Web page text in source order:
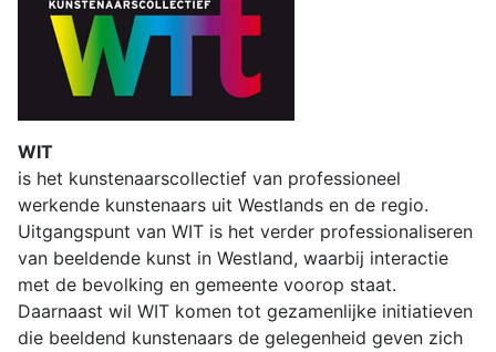
WIT
is het kunstenaarscollectief van professioneel
werkende kunstenaars uit Westlands en de regio.
Uitgangspunt van WIT is het verder professionaliseren
van beeldende kunst in Westland, waarbij interactie
met de bevolking en gemeente voorop staat.
Daarnaast wil WIT komen tot gezamenlijke initiatieven
die beeldend kunstenaars de gelegenheid geven zich